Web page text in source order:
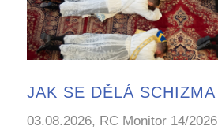
JAK SE DĚLÁ SCHIZMA
03.08.2026, RC Monitor 14/2026